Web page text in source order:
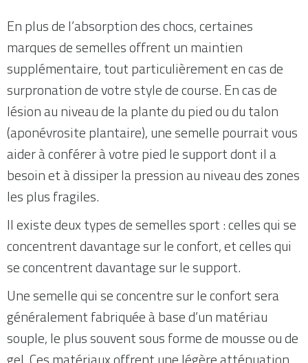
En plus de l’absorption des chocs, certaines
marques de semelles offrent un maintien
supplémentaire, tout particulièrement en cas de
surpronation de votre style de course. En cas de
lésion au niveau de la plante du pied ou du talon
(aponévrosite plantaire), une semelle pourrait vous
aider à conférer à votre pied le support dont il a
besoin et à dissiper la pression au niveau des zones
les plus fragiles.
Il existe deux types de semelles sport : celles qui se
concentrent davantage sur le confort, et celles qui
se concentrent davantage sur le support.
Une semelle qui se concentre sur le confort sera
généralement fabriquée à base d’un matériau
souple, le plus souvent sous forme de mousse ou de